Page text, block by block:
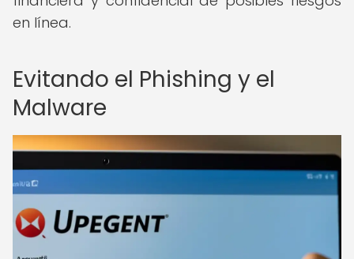
en línea.
Evitando el Phishing y el
Malware